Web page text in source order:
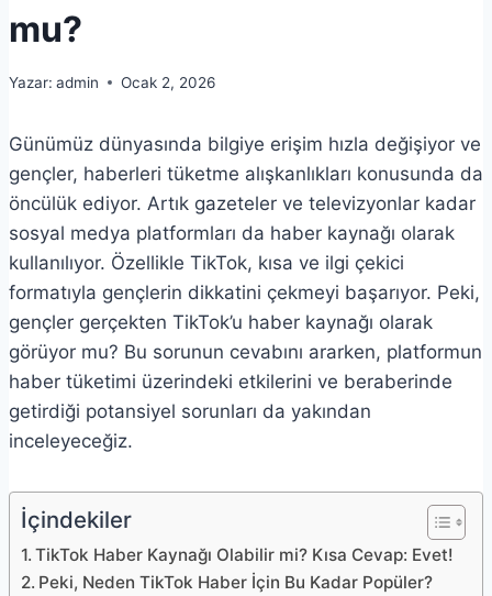
mu?
Yazar: admin Ocak 2, 2026
Günümüz dünyasında bilgiye erişim hızla değişiyor ve
gençler, haberleri tüketme alışkanlıkları konusunda da
öncülük ediyor. Artık gazeteler ve televizyonlar kadar
sosyal medya platformları da haber kaynağı olarak
kullanılıyor. Özellikle TikTok, kısa ve ilgi çekici
formatıyla gençlerin dikkatini çekmeyi başarıyor. Peki,
gençler gerçekten TikTok’u haber kaynağı olarak
görüyor mu? Bu sorunun cevabını ararken, platformun
haber tüketimi üzerindeki etkilerini ve beraberinde
getirdiği potansiyel sorunları da yakından
inceleyeceğiz.
İçindekiler
TikTok Haber Kaynağı Olabilir mi? Kısa Cevap: Evet!
Peki, Neden TikTok Haber İçin Bu Kadar Popüler?